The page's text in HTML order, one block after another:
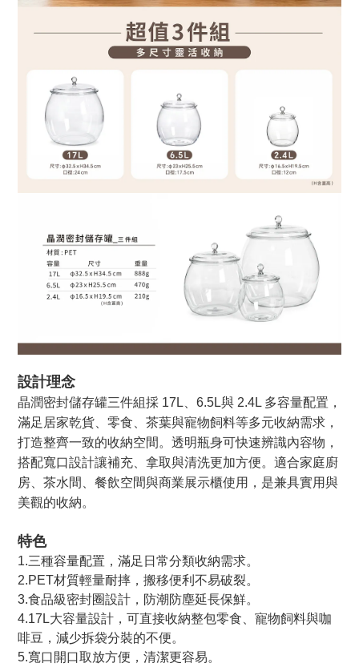
設計理念
晶潤密封儲存罐三件組採 17L、6.5L與 2.4L 多容量配置，
滿足居家乾貨、零食、茶葉與寵物飼料等多元收納需求，
打造整齊一致的收納空間。透明瓶身可快速辨識內容物，
搭配寬口設計讓補充、拿取與清洗更加方便。適合家庭廚
房、茶水間、餐飲空間與商業展示櫃使用，是兼具實用與
美觀的收納。
特色
1.三種容量配置，滿足日常分類收納需求。
2.PET材質輕量耐摔，搬移便利不易破裂。
3.食品級密封圈設計，防潮防塵延長保鮮。
4.17L大容量設計，可直接收納整包零食、寵物飼料與咖
啡豆，減少拆袋分裝的不便。
5.寬口開口取放方便，清潔更容易。